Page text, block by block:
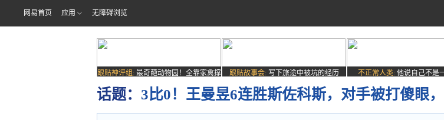
网易首页 应用 无障碍浏览
跟贴神评组: 最奇葩动物园！全靠家禽撑
场子
跟贴故事会: 写下旅途中被坑的经历 不正常人类: 他说自己不是
话题： 3比0！王曼昱6连胜斯佐科斯，对手被打傻眼